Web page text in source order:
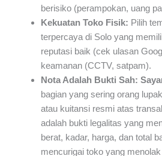
berisiko (perampokan, uang
Kekuatan Toko Fisik: Pilih
terpercaya di Solo yang
reputasi baik (cek ulasan
keamanan (CCTV, satpam).
Nota Adalah Bukti Sah:
bagian yang sering orang
atau kuitansi resmi atas
adalah bukti legalitas yang
berat, kadar, harga, dan total
mencurigai toko yang